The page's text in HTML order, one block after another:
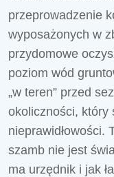
przeprowadzenie
wyposażonych w
przydomowe
poziom wód
„w teren” przed
okoliczności, który
nieprawidłowości.
szamb nie jest
ma urzędnik i jak